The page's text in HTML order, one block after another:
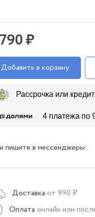
₽
Добавить в корзину
Рассрочка или
4 платежа по
пишите в мессенджеры:
Доставка от 990 ₽
Оплата онлайн или